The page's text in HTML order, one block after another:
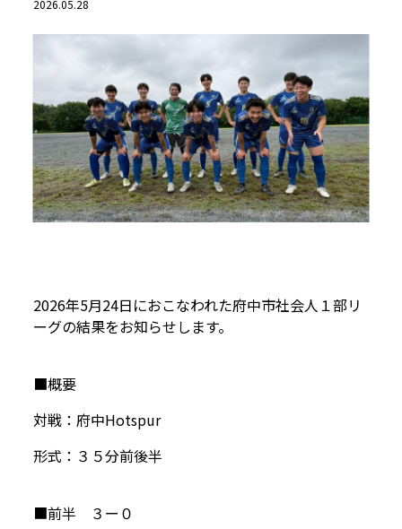
2026.05.28
2026年5月24日におこなわれた府中市社会人１部リ
ーグの結果をお知らせします。
■概要
対戦：府中Hotspur
形式：３５分前後半
■前半 ３ー０